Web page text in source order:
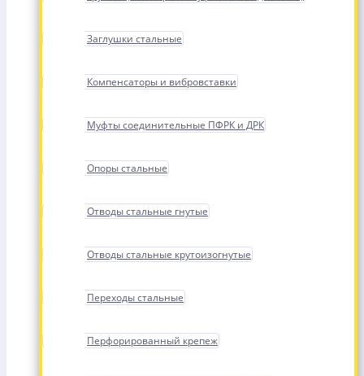
Заглушки стальные
Компенсаторы и вибровставки
Муфты соединительные ПФРК и ДРК
Опоры стальные
Отводы стальные гнутые
Отводы стальные крутоизогнутые
Переходы стальные
Перфорированный крепеж